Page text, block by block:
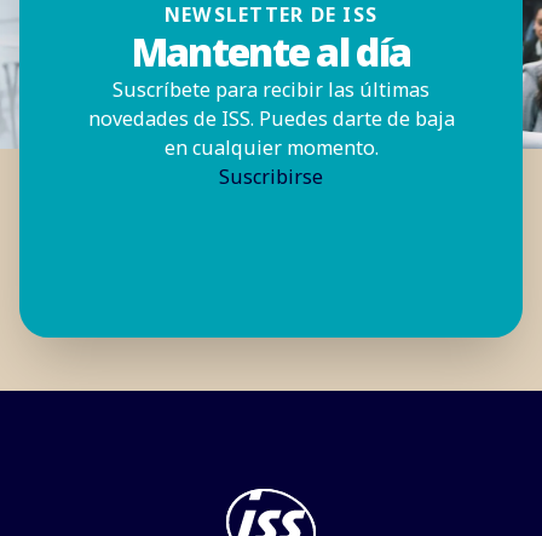
NEWSLETTER DE ISS
Mantente al día
Suscríbete para recibir las últimas
novedades de ISS. Puedes darte de baja
en cualquier momento.
Suscribirse